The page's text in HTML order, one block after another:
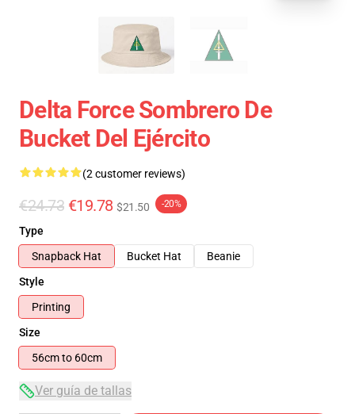
Delta Force Sombrero De
Bucket Del Ejército
(2 customer reviews)
€24.73 €19.78 $21.50 -20%
Type
Snapback Hat
Bucket Hat
Beanie
Style
Printing
Size
56cm to 60cm
Ver guía de tallas